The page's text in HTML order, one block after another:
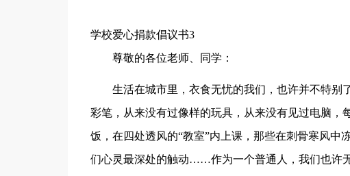
学校爱心捐款倡议书3
尊敬的各位老师、同学：
生活在城市里，衣食无忧的我们，也许并不特别
彩笔，从来没有过像样的玩具，从来没有见过电脑，
饭，在四处透风的“教室”内上课，那些在刺骨寒风中
们心灵最深处的触动……作为一个普通人，我们也许